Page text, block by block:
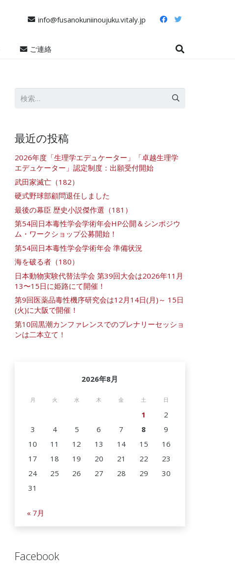
info@fusanokuniinoujuku.vitaly.jp
ご連絡
最近の投稿
2026年度「生理学エデュケーター」「卓越生理学
エデュケーター」認定制度：出願受付開始
武田家滅亡（182）
硬式野球部顧問退任しました
最後の幕臣 歴史小説傑作選（181）
第54回日本毒性学会学術年会HP公開＆シンポジウ
ム・ワークショップ公募開始！
第54回日本毒性学会学術年会 準備状況
海を破る者（180）
日本動物実験代替法学会 第39回大会は2026年11月
13〜15日に姫路にて開催！
第9回医薬品毒性機序研究会は12月14日(月)～ 15日
(火)に大阪で開催！
第10回黒潮カンファレンスでのプレナリーセッショ
ンは二本立て！
2026年8月
月 火 水 木 金 土 日
1
2
3
4 5 6 7 8
9
10
11 12 13 14 15
16
17
18 19 20 21 22
23
24
25 26 27 28 29
30
31
« 7月
Facebook